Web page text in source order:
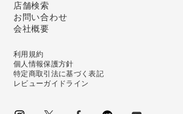
店舗検索
お問い合わせ
会社概要
利用規約
個人情報保護方針
特定商取引法に基づく表記
レビューガイドライン